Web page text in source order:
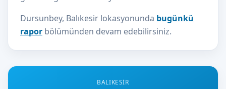
BALIKESIR
Dursunbey, Balıkesir lokasyonunda bugünkü
rapor bölümünden devam edebilirsiniz.